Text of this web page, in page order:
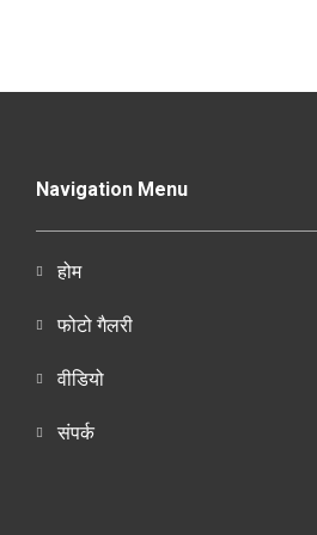
Navigation Menu
होम
फोटो गैलरी
वीडियो
संपर्क